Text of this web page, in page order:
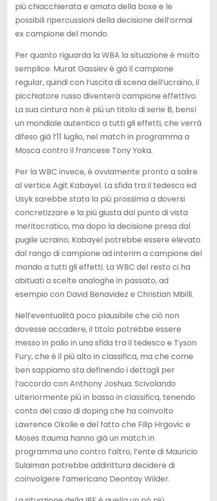
più chiacchierata e amata della boxe e le
possibili ripercussioni della decisione dell’ormai
ex campione del mondo.
Per quanto riguarda la WBA la situazione è molto
semplice. Murat Gassiev è già il campione
regular, quindi con l’uscita di scena dell’ucraino, il
picchiatore russo diventerà campione effettivo.
La sua cintura non è più un titolo di serie B, bensì
un mondiale autentico a tutti gli effetti, che verrà
difeso già l’11 luglio, nel match in programma a
Mosca contro il francese Tony Yoka.
Per la WBC invece, è ovviamente pronto a salire
al vertice Agit Kabayel. La sfida tra il tedesco ed
Usyk sarebbe stata la più prossima a doversi
concretizzare e la più giusta dal punto di vista
meritocratico, ma dopo la decisione presa dal
pugile ucraino, Kabayel potrebbe essere elevato
dal rango di campione ad interim a campione del
mondo a tutti gli effetti. La WBC del resto ci ha
abituati a scelte analoghe in passato, ad
esempio con David Benavidez e Christian Mbilli.
Nell’eventualità poco plausibile che ciò non
dovesse accadere, il titolo potrebbe essere
messo in palio in una sfida tra il tedesco e Tyson
Fury, che è il più alto in classifica, ma che come
ben sappiamo sta definendo i dettagli per
l’accordo con Anthony Joshua. Scivolando
ulteriormente più in basso in classifica, tenendo
conto del caso di doping che ha coinvolto
Lawrence Okolie e del fatto che Filip Hrgovic e
Moses Itauma hanno già un match in
programma uno contro l’altro, l’ente di Mauricio
Sulaiman potrebbe addirittura decidere di
coinvolgere l’americano Deontay Wilder.